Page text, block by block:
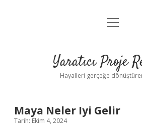
Anasayfa
Yasal Uyarı
menüyü
Yaratıcı Proje
Hayalleri gerçeğe
Maya Neler Iyi Gelir
Tarih: Ekim 4, 2024